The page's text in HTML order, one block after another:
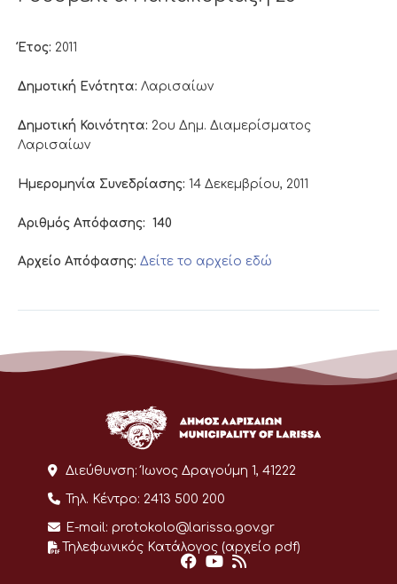
Έτος: 2011
Δημοτική Ενότητα: Λαρισαίων
Δημοτική Κοινότητα: 2ου Δημ. Διαμερίσματος
Λαρισαίων
Ημερομηνία Συνεδρίασης: 14 Δεκεμβρίου, 2011
Αριθμός Απόφασης: 140
Αρχείο Απόφασης: Δείτε το αρχείο εδώ
Διεύθυνση: Ίωνος Δραγούμη 1, 41222
Τηλ. Κέντρο: 2413 500 200
E-mail: protokolo@larissa.gov.gr
Τηλεφωνικός Κατάλογος (αρχείο pdf)